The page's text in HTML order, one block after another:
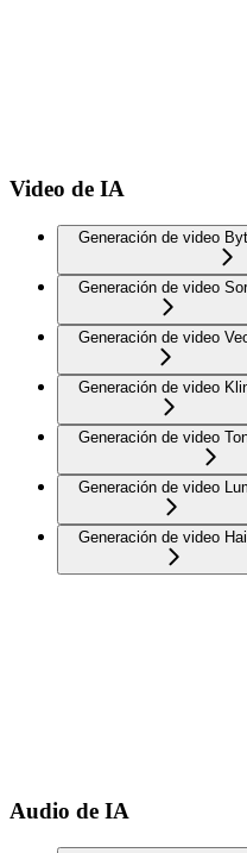
Video de IA
Generación de video
Generación de video
Generación de video
Generación de video
Generación de video
Generación de video
Generación de video
Audio de IA